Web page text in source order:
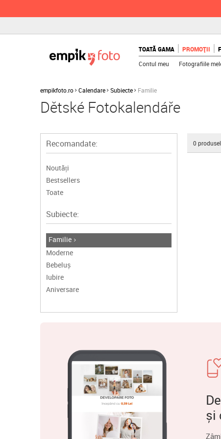
TOATĂ GAMA PROMOȚII
Contul meu Fotografiile
empikfoto.ro Calendare Subiecte Familie
Dětské Fotokalendáře
Recomandate:
Noutăți
Bestsellers
Toate
Subiecte:
Familie
Moderne
Bebeluș
Iubire
Aniversare
0
și